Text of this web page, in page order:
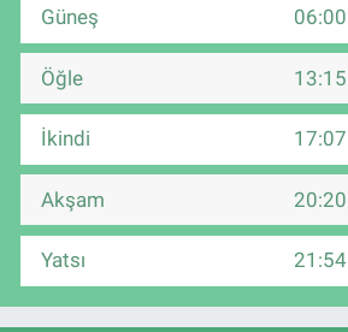
Güneş 06:00
Öğle 13:15
İkindi 17:07
Akşam 20:20
Yatsı 21:54